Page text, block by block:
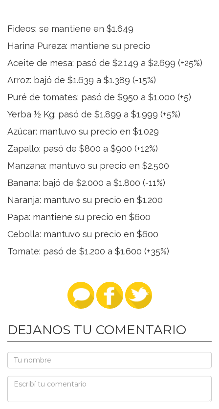
Fideos: se mantiene en $1.649
Harina Pureza: mantiene su precio
Aceite de mesa: pasó de $2.149 a $2.699 (+25%)
Arroz: bajó de $1.639 a $1.389 (-15%)
Puré de tomates: pasó de $950 a $1.000 (+5)
Yerba ½ Kg: pasó de $1.899 a $1.999 (+5%)
Azúcar: mantuvo su precio en $1.029
Zapallo: pasó de $800 a $900 (+12%)
Manzana: mantuvo su precio en $2.500
Banana: bajó de $2.000 a $1.800 (-11%)
Naranja: mantuvo su precio en $1.200
Papa: mantiene su precio en $600
Cebolla: mantuvo su precio en $600
Tomate: pasó de $1.200 a $1.600 (+35%)
DEJANOS TU COMENTARIO